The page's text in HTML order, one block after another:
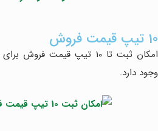
10 تیپ قیمت فروش
امکان ثبت تا 10 تیپ قیمت
وجود دارد.